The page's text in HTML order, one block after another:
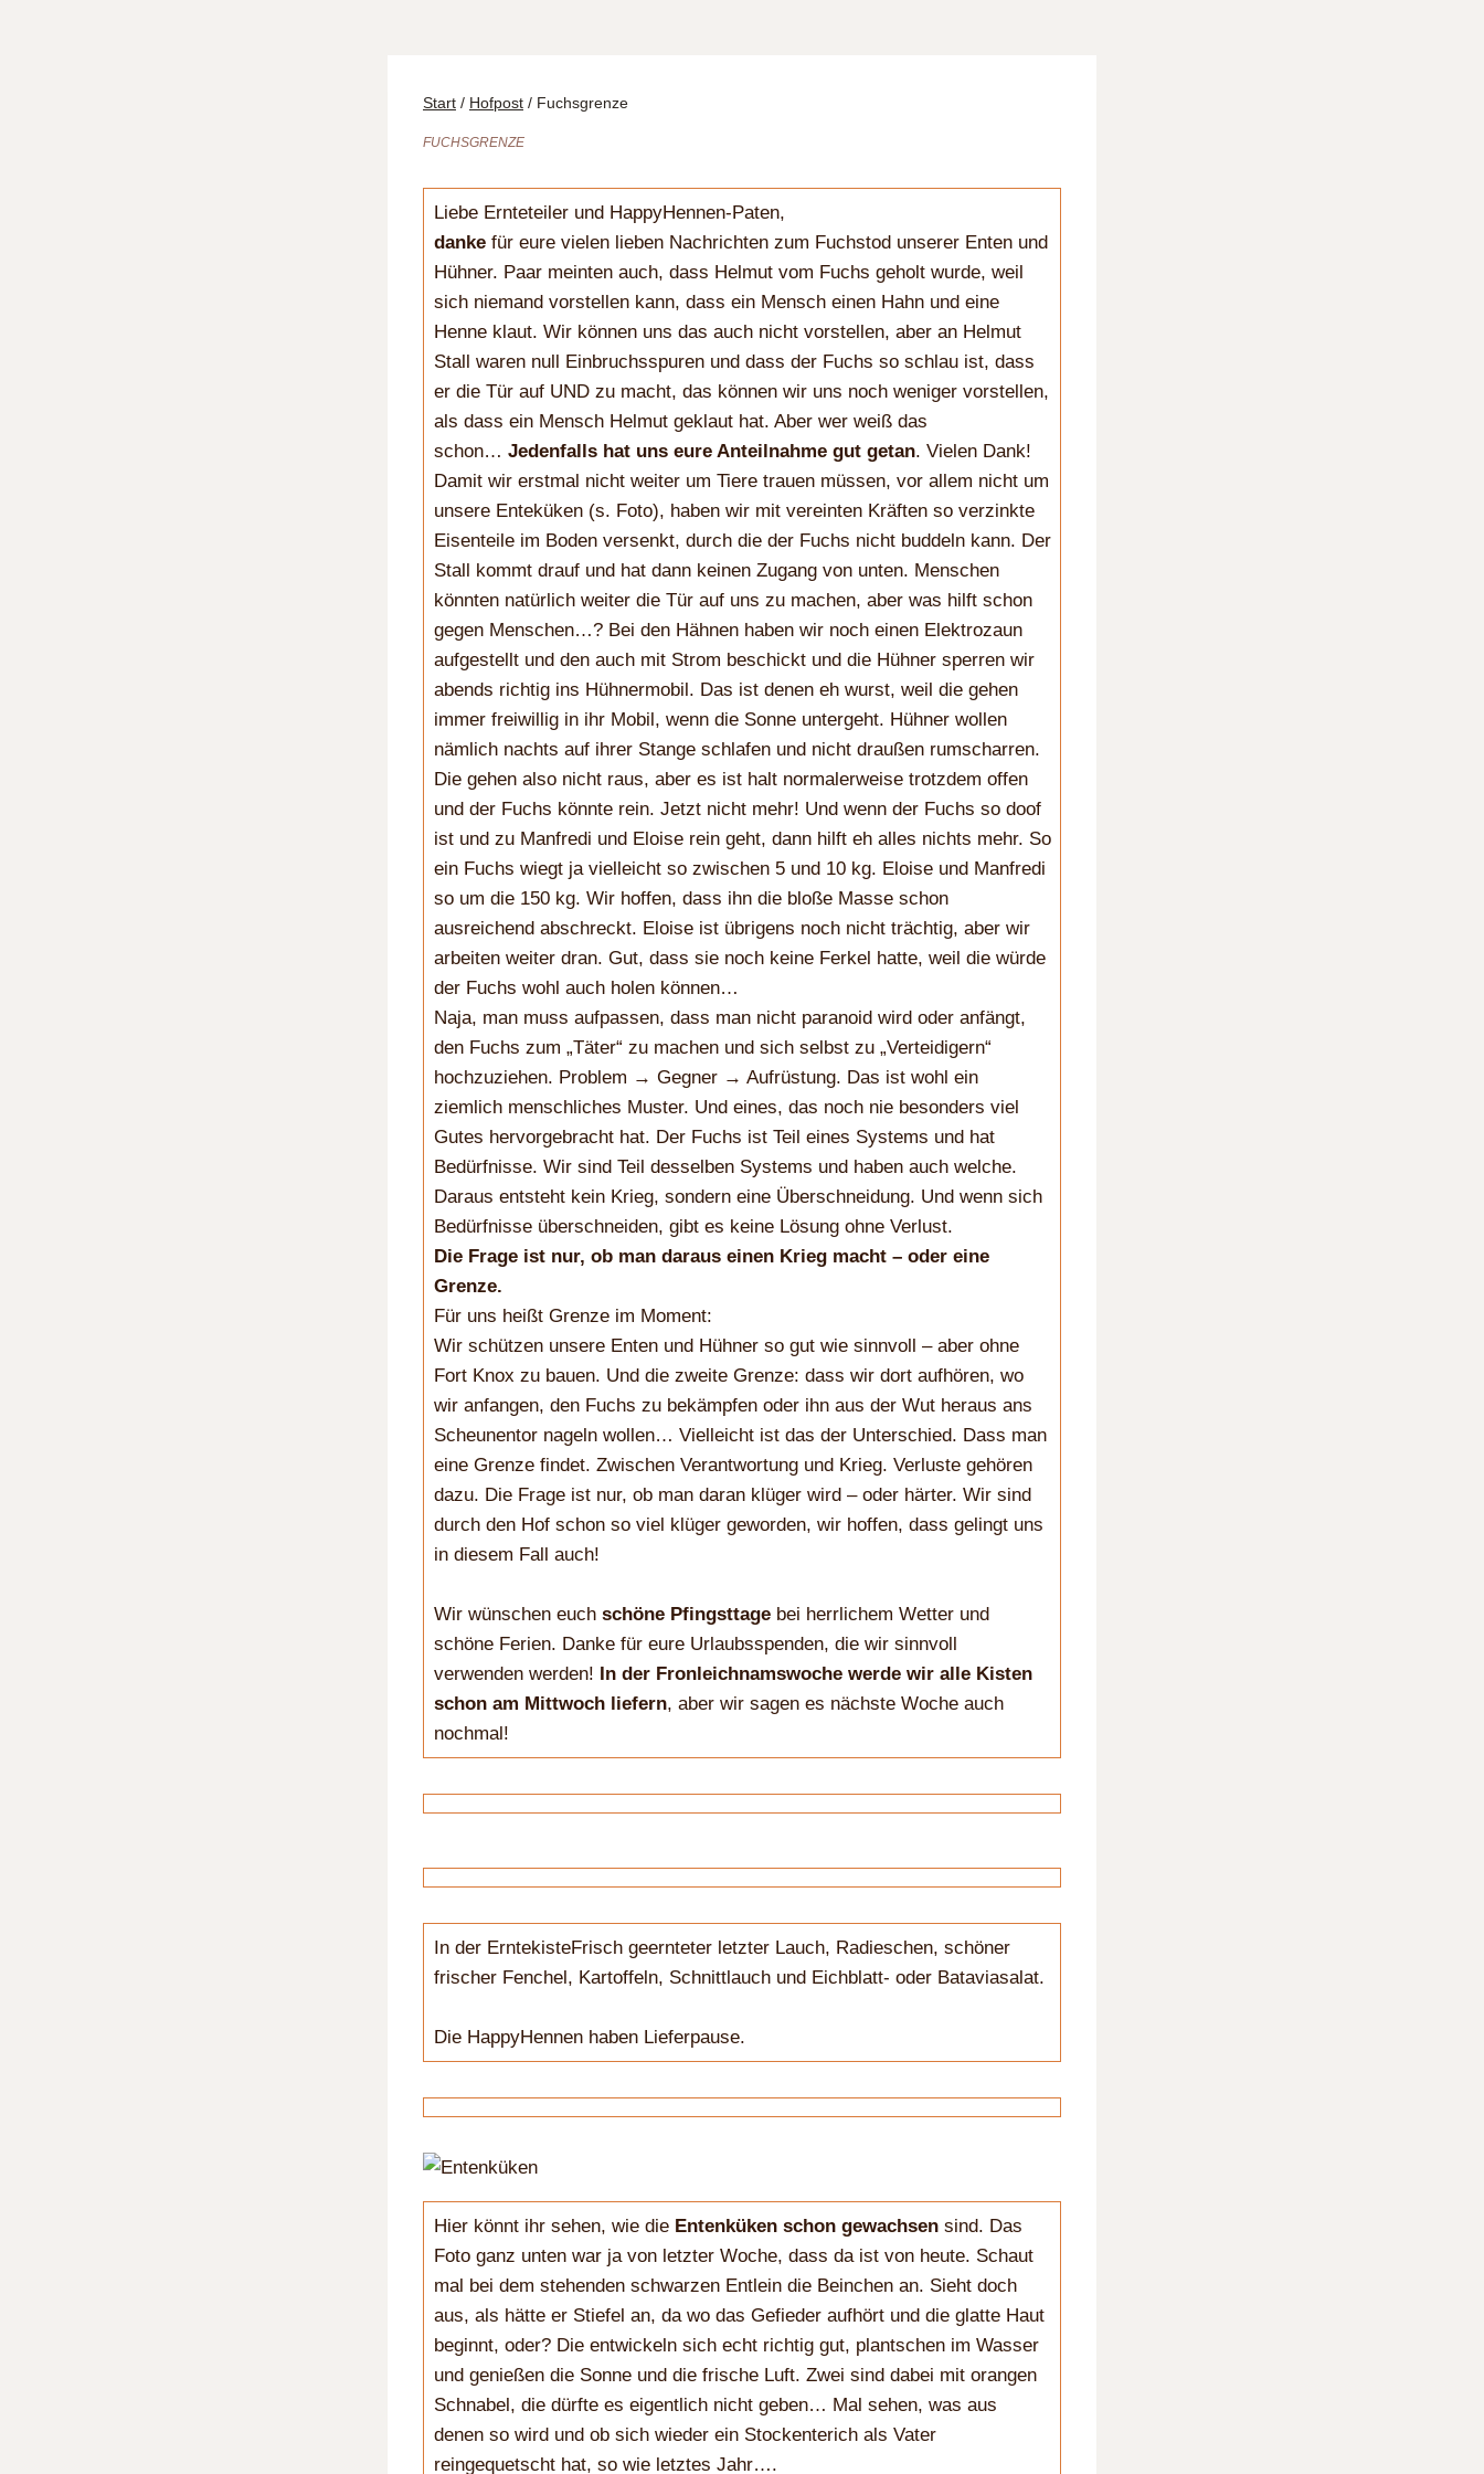
Start / Hofpost / Fuchsgrenze
FUCHSGRENZE
Liebe Ernteteiler und HappyHennen-Paten,
dankefür eure vielen lieben Nachrichten zum Fuchstod unserer Enten und
Hühner. Paar meinten auch, dass Helmut vom Fuchs geholt wurde, weil
sich niemand vorstellen kann, dass ein Mensch einen Hahn und eine
Henne klaut. Wir können uns das auch nicht vorstellen, aber an Helmut
Stall waren null Einbruchsspuren und dass der Fuchs so schlau ist, dass
er die Tür auf UND zu macht, das können wir uns noch weniger vorstellen,
als dass ein Mensch Helmut geklaut hat. Aber wer weiß das
schon… Jedenfalls hat uns eure Anteilnahme gut getan. Vielen Dank!
Damit wir erstmal nicht weiter um Tiere trauen müssen, vor allem nicht um
unsere Enteküken (s. Foto), haben wir mit vereinten Kräften so verzinkte
Eisenteile im Boden versenkt, durch die der Fuchs nicht buddeln kann. Der
Stall kommt drauf und hat dann keinen Zugang von unten. Menschen
könnten natürlich weiter die Tür auf uns zu machen, aber was hilft schon
gegen Menschen…? Bei den Hähnen haben wir noch einen Elektrozaun
aufgestellt und den auch mit Strom beschickt und die Hühner sperren wir
abends richtig ins Hühnermobil. Das ist denen eh wurst, weil die gehen
immer freiwillig in ihr Mobil, wenn die Sonne untergeht. Hühner wollen
nämlich nachts auf ihrer Stange schlafen und nicht draußen rumscharren.
Die gehen also nicht raus, aber es ist halt normalerweise trotzdem offen
und der Fuchs könnte rein. Jetzt nicht mehr! Und wenn der Fuchs so doof
ist und zu Manfredi und Eloise rein geht, dann hilft eh alles nichts mehr. So
ein Fuchs wiegt ja vielleicht so zwischen 5 und 10 kg. Eloise und Manfredi
so um die 150 kg. Wir hoffen, dass ihn die bloße Masse schon
ausreichend abschreckt. Eloise ist übrigens noch nicht trächtig, aber wir
arbeiten weiter dran. Gut, dass sie noch keine Ferkel hatte, weil die würde
der Fuchs wohl auch holen können…
Naja, man muss aufpassen, dass man nicht paranoid wird oder anfängt,
den Fuchs zum „Täter“ zu machen und sich selbst zu „Verteidigern“
hochzuziehen. Problem → Gegner → Aufrüstung. Das ist wohl ein
ziemlich menschliches Muster. Und eines, das noch nie besonders viel
Gutes hervorgebracht hat. Der Fuchs ist Teil eines Systems und hat
Bedürfnisse. Wir sind Teil desselben Systems und haben auch welche.
Daraus entsteht kein Krieg, sondern eine Überschneidung. Und wenn sich
Bedürfnisse überschneiden, gibt es keine Lösung ohne Verlust.
Die Frage ist nur, ob man daraus einen Krieg macht – oder eine
Grenze.
Für uns heißt Grenze im Moment:
Wir schützen unsere Enten und Hühner so gut wie sinnvoll – aber ohne
Fort Knox zu bauen. Und die zweite Grenze: dass wir dort aufhören, wo
wir anfangen, den Fuchs zu bekämpfen oder ihn aus der Wut heraus ans
Scheunentor nageln wollen… Vielleicht ist das der Unterschied. Dass man
eine Grenze findet. Zwischen Verantwortung und Krieg. Verluste gehören
dazu. Die Frage ist nur, ob man daran klüger wird – oder härter. Wir sind
durch den Hof schon so viel klüger geworden, wir hoffen, dass gelingt uns
in diesem Fall auch!
Wir wünschen euch schöne Pfingsttagebei herrlichem Wetter und
schöne Ferien. Danke für eure Urlaubsspenden, die wir sinnvoll
verwenden werden! In der Fronleichnamswoche werde wir alle Kisten
schon am Mittwoch liefern, aber wir sagen es nächste Woche auch
nochmal!
In der ErntekisteFrisch geernteter letzter Lauch, Radieschen, schöner
frischer Fenchel, Kartoffeln, Schnittlauch und Eichblatt- oder Bataviasalat.
Die HappyHennen haben Lieferpause.
Hier könnt ihr sehen, wie die Entenküken schon gewachsensind. Das
Foto ganz unten war ja von letzter Woche, dass da ist von heute. Schaut
mal bei dem stehenden schwarzen Entlein die Beinchen an. Sieht doch
aus, als hätte er Stiefel an, da wo das Gefieder aufhört und die glatte Haut
beginnt, oder? Die entwickeln sich echt richtig gut, plantschen im Wasser
und genießen die Sonne und die frische Luft. Zwei sind dabei mit orangen
Schnabel, die dürfte es eigentlich nicht geben… Mal sehen, was aus
denen so wird und ob sich wieder ein Stockenterich als Vater
reingequetscht hat, so wie letztes Jahr….